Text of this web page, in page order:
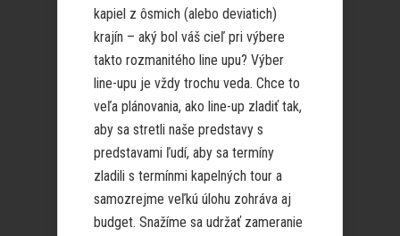
kapiel z ôsmich (alebo deviatich)
krajín – aký bol váš cieľ pri výbere
takto rozmanitého line upu? Výber
line-upu je vždy trochu veda. Chce to
veľa plánovania, ako line-up zladiť tak,
aby sa stretli naše predstavy s
predstavami ľudí, aby sa termíny
zladili s termínmi kapelných tour a
samozrejme veľkú úlohu zohráva aj
budget. Snažíme sa udržať zameranie